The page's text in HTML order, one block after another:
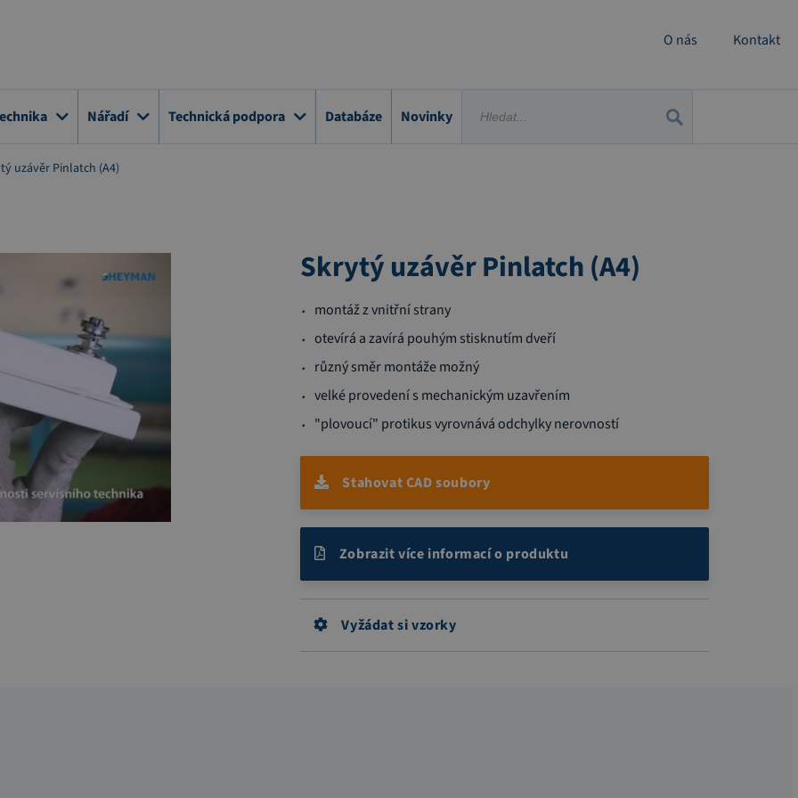
O nás Kontakt
Nářadí Technická podpora Databáze Novinky
uzávěr Pinlatch (A4)
Skrytý uzávěr Pinlatch (A4)
montáž z vnitřní strany
otevírá azavírá pouhým stisknutímdveří
různý směr montáže možný
velké provedení s mechanickým uzavřením
"plovoucí" protikus vyrovnává odchylky nerovností
Stahovat CAD soubory
Zobrazit více informací o produktu
Vyžádat si vzorky